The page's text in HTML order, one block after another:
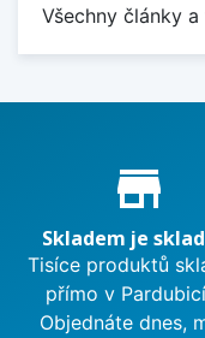
Všechny články
Proč nakupovat
store_mall_directory
Skladem je
Tisíce produktů
přímo v
Objednáte dnes,